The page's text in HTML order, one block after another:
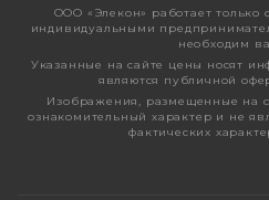
ООО «Элекон» работает
индивидуальными
необходим
Указанные на сайте цены носят
являются публичной
Изображения, размещенные на
ознакомительный характер и не
фактических